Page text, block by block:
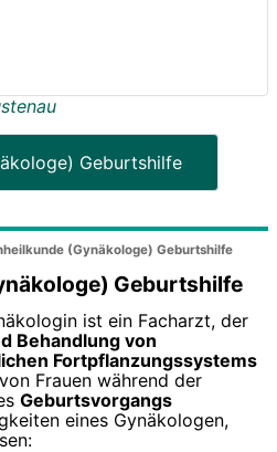
Geburtshilfe
(Gynäkologe) Geburtshilfe
Geburtshilfe
ist ein Facharzt, der
Behandlung von
Fortpflanzungssystems
Frauen während der
Geburtsvorgangs
eines Gynäkologen,